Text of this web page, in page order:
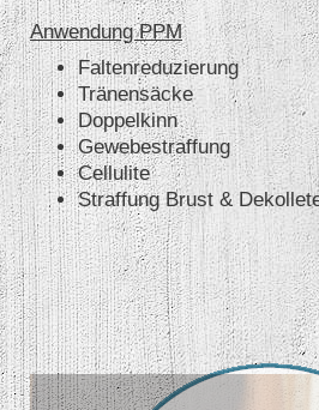
Anwendung PPM
Faltenreduzierung
Tränensäcke
Doppelkinn
Gewebestraffung
Cellulite
Straffung Brust &